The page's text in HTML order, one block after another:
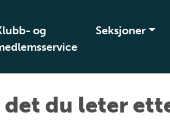
og
Seksjoner
du leter